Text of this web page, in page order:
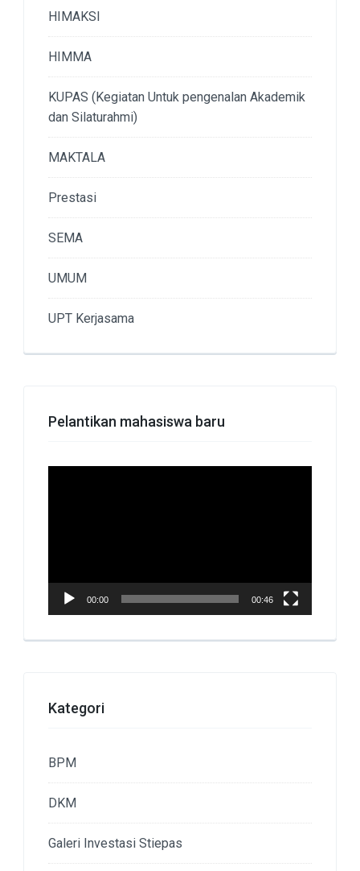
HIMAKSI
HIMMA
KUPAS (Kegiatan Untuk pengenalan Akademik
dan Silaturahmi)
MAKTALA
Prestasi
SEMA
UMUM
UPT Kerjasama
Pelantikan mahasiswa baru
00:00 00:46
Kategori
BPM
DKM
Galeri Investasi Stiepas